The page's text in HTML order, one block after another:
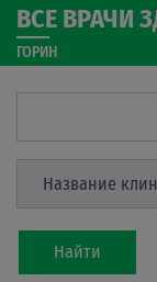
ВСЕ ВРАЧИ
ГОРИН
Найти